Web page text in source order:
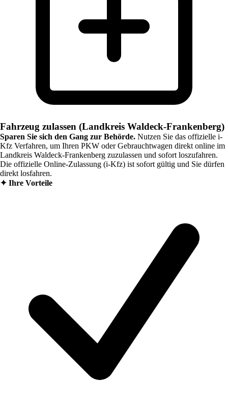
Fahrzeug zulassen (Landkreis Waldeck-Frankenberg)
Sparen Sie sich den Gang zur Behörde. Nutzen Sie das offizielle i-
Kfz Verfahren, um Ihren PKW oder Gebrauchtwagen direkt online im
Landkreis Waldeck-Frankenberg zuzulassen und sofort loszufahren.
Die offizielle Online-Zulassung (i-Kfz) ist sofort gültig und Sie dürfen
direkt losfahren.
✦ Ihre Vorteile